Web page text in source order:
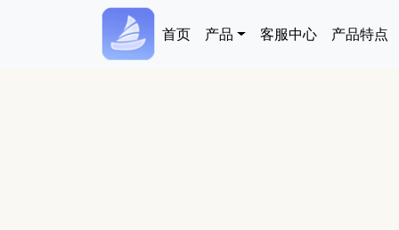
Main navigation
首页 产品 客服中心 产品特点